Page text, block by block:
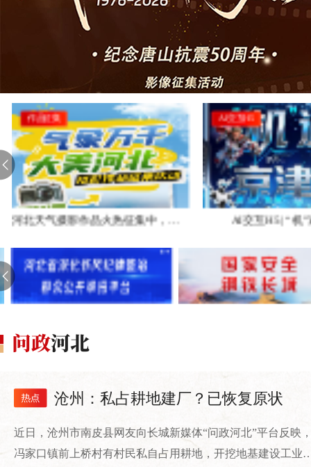
河北天气摄影作品火热征集中，速来投稿！
作品征集
AI交互H5 | “机”
AI交互H5
沧州：私占耕地建厂？已恢复原状
近日，沧州市南皮县网友向长城新媒体“问政河北”平台反映
冯家口镇前上桥村有村民私自占用耕地，开挖地基建设工业